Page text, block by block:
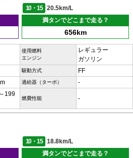
10・15
20.5km/L
満タンでどこまで走る？
656km
使用燃料
エンジン
レギュラー
ガソリン
駆動方式 FF
過給器（ターボ） -
199
燃費性能 -
10・15
18.8km/L
満タンでどこまで走る？